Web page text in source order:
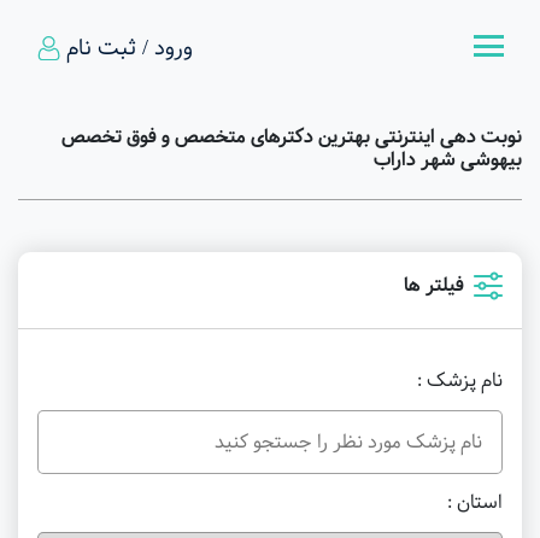
ورود / ثبت نام
نوبت دهی اینترنتی بهترین دکترهای متخصص و فوق تخصص
بیهوشی شهر داراب
فیلتر ها
نام پزشک :
استان :